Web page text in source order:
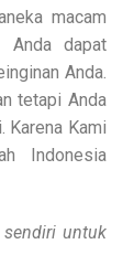
macam
Anda dapat
Anda.
tetapi Anda
Karena Kami
Indonesia
untuk